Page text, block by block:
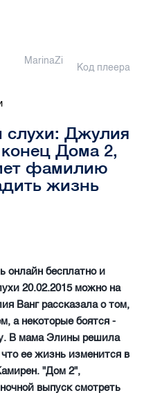
MarinaZi
Код плеера
слухи: Джулия
Дома 2,
фамилию
жизнь
онлайн бесплатно и
20.02.2015 можно на
Ванг рассказала о том,
а некоторые боятся -
В мама Элины решила
ее жизнь изменится в
"Дом 2",
выпуск смотреть